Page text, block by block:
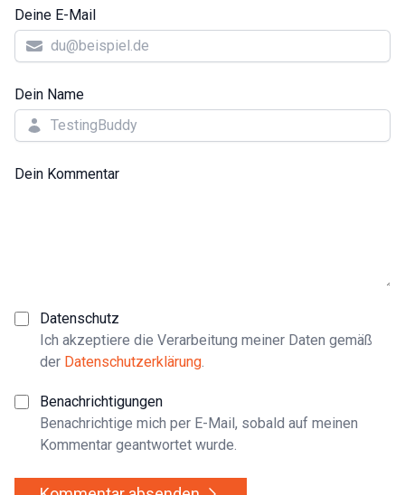
Deine E-Mail
Dein Name
Dein Kommentar
Datenschutz
Ich akzeptiere die Verarbeitung meiner Daten gemäß
der Datenschutzerklärung
Benachrichtigungen
Benachrichtige mich per E-Mail, sobald auf meinen
Kommentar geantwortet wurde.